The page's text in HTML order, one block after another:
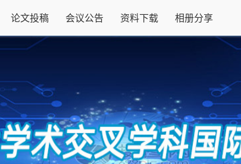
论文投稿 会议公告 资料下载 相册分享